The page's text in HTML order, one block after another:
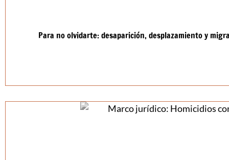
Para no olvidarte: desaparición, desplazamiento y